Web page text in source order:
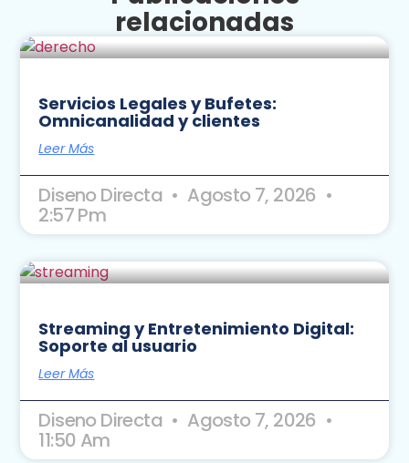
relacionadas
Servicios Legales y Bufetes:
Omnicanalidad y clientes
Leer Más
Diseno Directa Agosto 7, 2026
2:57 Pm
Streaming y Entretenimiento Digital:
Soporte al usuario
Leer Más
Diseno Directa Agosto 7, 2026
11:50 Am